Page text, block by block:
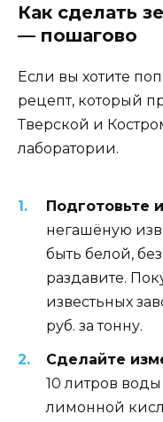
Как сделать
— пошагово
Если вы хотите
рецепт, который
Тверской и
лаборатории.
Подготовьте
негашёную
быть белой,
раздавите.
известьных
руб. за тонну.
Сделайте
10 литров
лимонной